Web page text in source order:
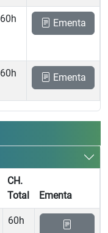
60h Ementa
60h Ementa
CH.
Total
Ementa
60h